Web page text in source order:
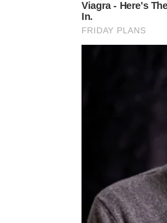
selar a classificação para às quartas de
– Jogo contra o Corinthians nunca é
outro lado. Mas estamos muito focados
fortes na competição – completou o meia.
Com o resultado no último Dérbi, o
23, com três vitórias em três jogos. O
partidas. Água Santa e Portuguesa
Desde o início da competição, o time já
somando 63 gols marcados e 13
Paulista da categoria até o fim do ano.
da Copa São Paulo de Futebol Júnior,
Palmeiras